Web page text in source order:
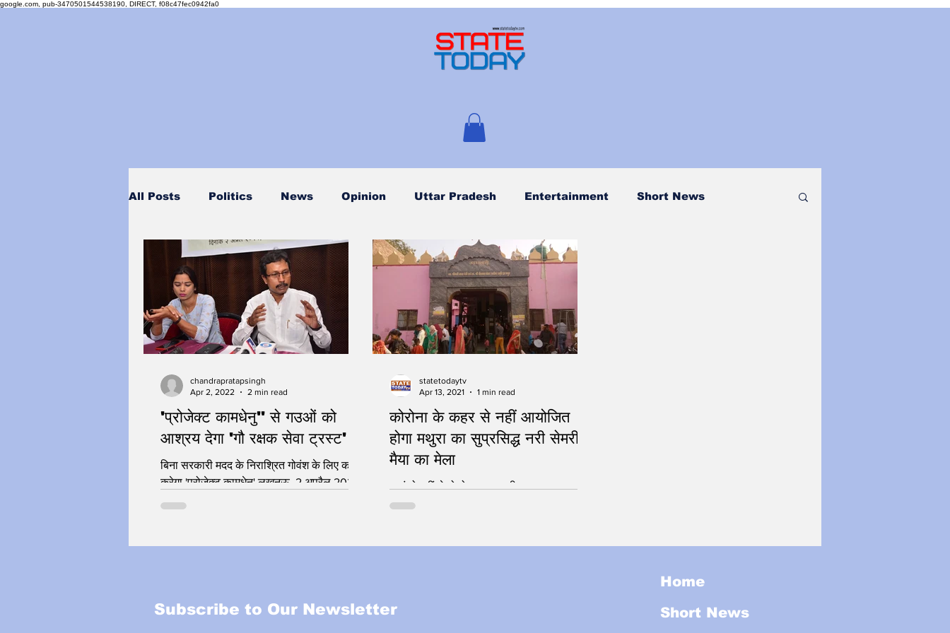
google.com, pub-3470501544538190, DIRECT, f08c47fec0942fa0
All Posts Politics News Opinion Uttar Pradesh Entertainment Short News
Personality
'प्रोजेक्ट कामधेनु'' से गउओं को
आश्रय देगा 'गौ रक्षक सेवा ट्रस्ट'
बिना सरकारी मदद के निराश्रित गोवंश के लिए काम
करेगा 'प्रोजेक्ट कामधेनु' लखनऊ, 2 अप्रैल 2022 :
chandrapratapsingh
Apr 2, 2022
2 min read
कोरोना के कहर से नहीं आयोजित
होगा मथुरा का सुप्रसिद्ध नरी सेमरी
मैया का मेला
जहां हो वहीं से बोलो-जय माता दी
statetodaytv
Apr 13, 2021
1 min read
Subscribe to Our Newsletter
Home
Short News